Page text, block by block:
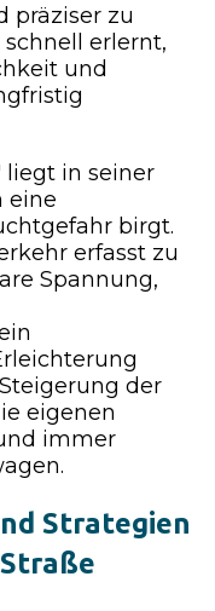
präziser zu
erlernt,
und
liegt in seiner
eine
birgt.
erfasst zu
Spannung,
der
eigenen
immer
Strategien